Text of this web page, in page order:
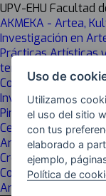
UPV-EHU Facultad
AKMEKA - Artea,
Investigación en
Prácticas Artísticas
territorio
Conservación y
Investigación y
Pintura
Cerámica: Arte y
Arte
Creación y Diseño
Conservación y
Arte
Uso de
Utilizamos
el uso del sitio
con tus
elaborado a
ejemplo,
Política de